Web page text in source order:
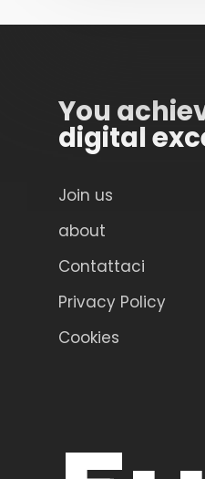
You
digital
Join us
about
Contattaci
Privacy Policy
Cookies